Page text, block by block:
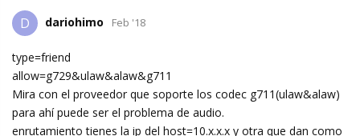
D dariohimo Feb '18
type=friend
allow=g729&ulaw&alaw&g711
Mira con el proveedor que soporte los codec g711(ulaw&alaw)
para ahí puede ser el problema de audio.
enrutamiento tienes la ip del host=10.x.x.x y otra que dan como